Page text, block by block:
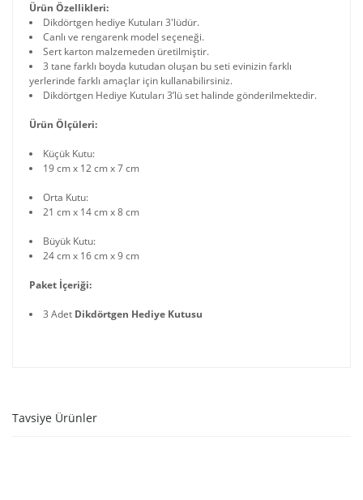
Ürün Özellikleri:
Dikdörtgen hediye Kutuları 3'lüdür.
Canlı ve rengarenk model seçeneği.
Sert karton malzemeden üretilmiştir.
3 tane farklı boyda kutudan oluşan bu seti evinizin farklı
yerlerinde farklı amaçlar için kullanabilirsiniz.
Dikdörtgen Hediye Kutuları 3’lü set halinde gönderilmektedir.
Ürün Ölçüleri:
Küçük Kutu:
19 cm x 12 cm x 7 cm
Orta Kutu:
21 cm x 14 cm x 8 cm
Büyük Kutu:
24 cm x 16 cm x 9 cm
Paket İçeriği:
3 Adet Dikdörtgen Hediye Kutusu
Tavsiye Ürünler